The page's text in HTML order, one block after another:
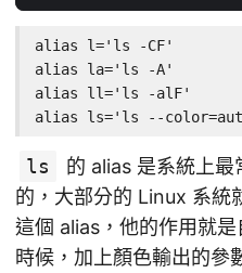
alias l='ls -CF'
alias la='ls -A'
alias ll='ls -alF'
alias ls='ls --
ls
的 alias 是系統上最
的，大部分的 Linux 系統
這個 alias，他的作用就
時候，加上顏色輸出的參